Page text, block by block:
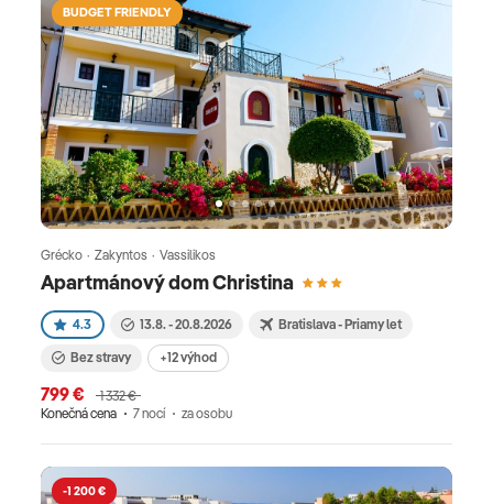
BUDGET FRIENDLY
Apartmánový dom Christina
Grécko · Zakyntos · Vassilikos
4.3 13.8. - 20.8.2026 Bratislava - Priamy let
Bez stravy +12 výhod
799 €
1 332 €
Konečná cena
7 nocí za osobu
-1 200 €